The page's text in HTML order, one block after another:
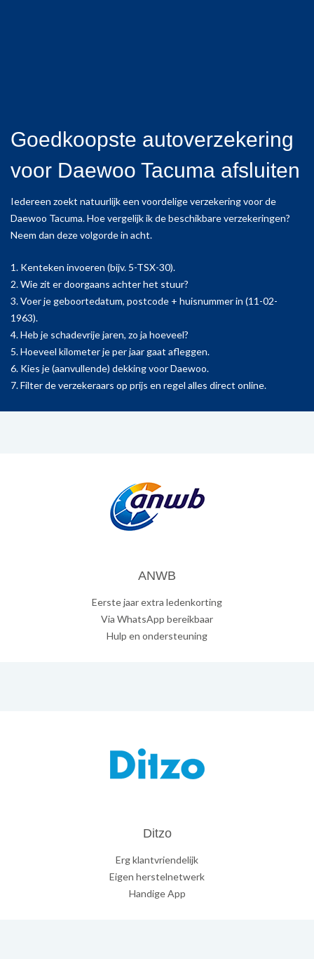
Goedkoopste autoverzekering
voor Daewoo Tacuma afsluiten
Iedereen zoekt natuurlijk een voordelige verzekering voor de
Daewoo Tacuma. Hoe vergelijk ik de beschikbare verzekeringen?
Neem dan deze volgorde in acht.
1. Kenteken invoeren (bijv. 5-TSX-30).
2. Wie zit er doorgaans achter het stuur?
3. Voer je geboortedatum, postcode + huisnummer in (11-02-
1963).
4. Heb je schadevrije jaren, zo ja hoeveel?
5. Hoeveel kilometer je per jaar gaat afleggen.
6. Kies je (aanvullende) dekking voor Daewoo.
7. Filter de verzekeraars op prijs en regel alles direct online.
ANWB
Eerste jaar extra ledenkorting
Via WhatsApp bereikbaar
Hulp en ondersteuning
Ditzo
Erg klantvriendelijk
Eigen herstelnetwerk
Handige App